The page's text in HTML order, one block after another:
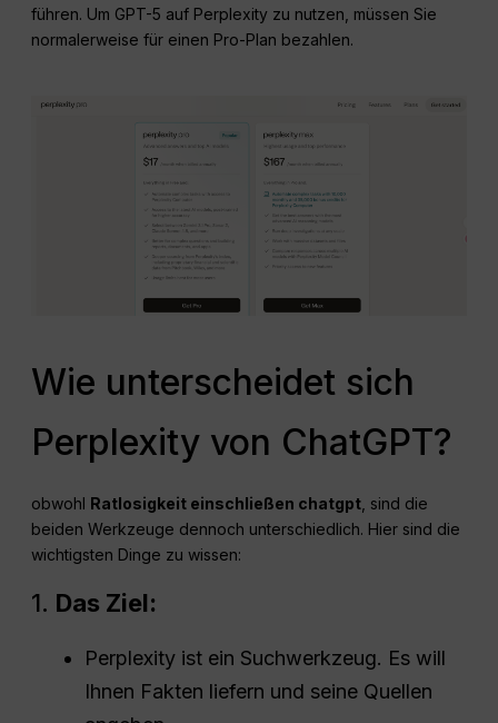
führen. Um GPT-5 auf Perplexity zu nutzen, müssen Sie
normalerweise für einen Pro-Plan bezahlen.
Wie unterscheidet sich
Perplexity von ChatGPT?
obwohl Ratlosigkeit einschließen chatgpt , sind die
beiden Werkzeuge dennoch unterschiedlich. Hier sind die
wichtigsten Dinge zu wissen:
1. Das Ziel:
Perplexity ist ein Suchwerkzeug. Es will
Ihnen Fakten liefern und seine Quellen